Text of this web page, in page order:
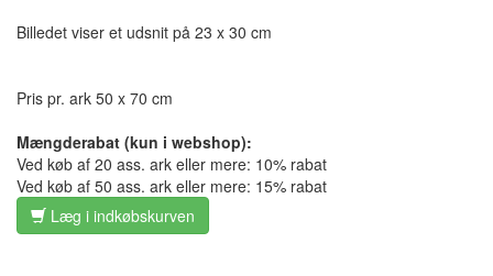
Billedet viser et udsnit på 23 x 30 cm
Pris pr. ark 50 x 70 cm
Mængderabat (kun i webshop):
Ved køb af 20 ass. ark eller mere: 10% rabat
Ved køb af 50 ass. ark eller mere: 15% rabat
Læg i indkøbskurven